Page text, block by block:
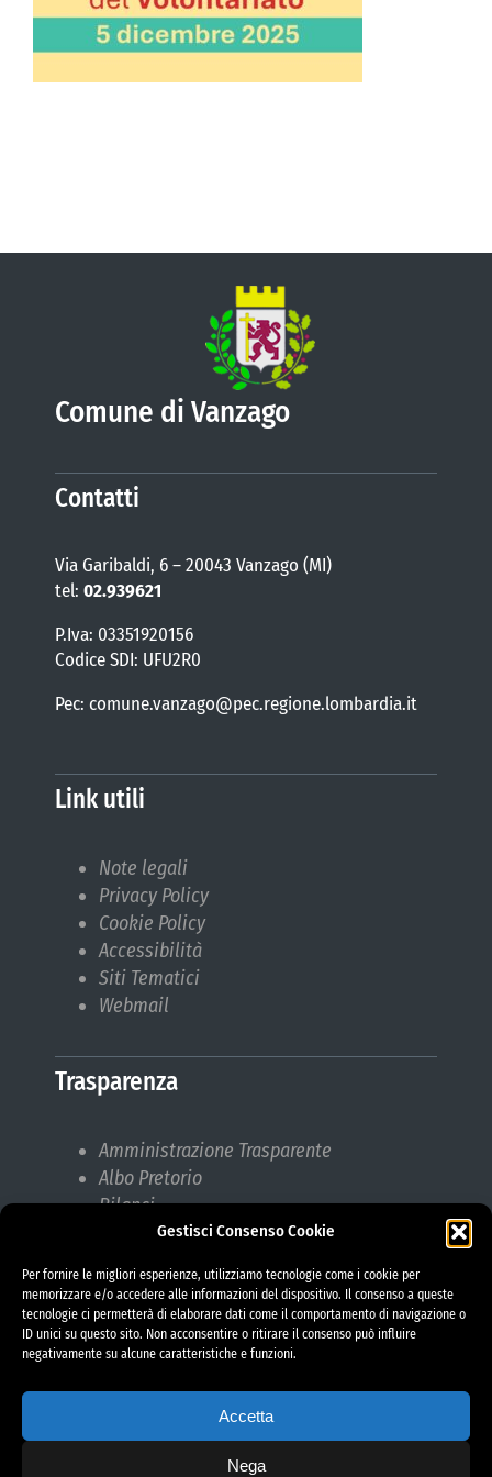
Gestisci Consenso Cookie
Per fornire le migliori esperienze, utilizziamo tecnologie come i cookie per
memorizzare e/o accedere alle informazioni del dispositivo. Il consenso a queste
tecnologie ci permetterà di elaborare dati come il comportamento di navigazione o
ID unici su questo sito. Non acconsentire o ritirare il consenso può influire
negativamente su alcune caratteristiche e funzioni.
Accetta
Nega
VIVERE VANZAGO
Comune di Vanzago
Contatti
Via Garibaldi, 6 – 20043 Vanzago (MI)
tel: 02.939621
P.Iva: 03351920156
Codice SDI: UFU2R0
Pec: comune.vanzago@pec.regione.lombardia.it
Link utili
Note legali
Privacy Policy
Cookie Policy
Accessibilità
Siti Tematici
Webmail
Trasparenza
Amministrazione Trasparente
Albo Pretorio
Bilanci
Bandi di gara
Responsabile protezione dati (RPD)